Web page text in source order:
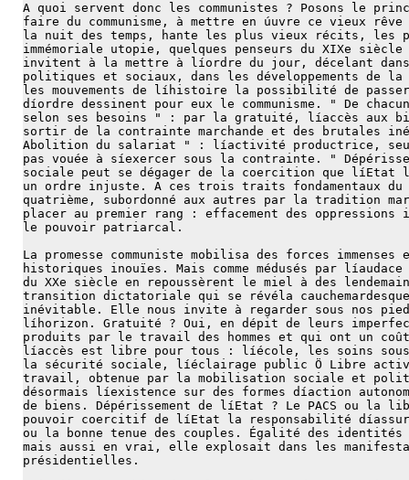
A quoi servent donc les communistes ? Posons le
faire du communisme, à mettre en úuvre ce vieux
la nuit des temps, hante les plus vieux récits, les
immémoriale utopie, quelques penseurs du XIXe
invitent à la mettre à líordre du jour, décelant
politiques et sociaux, dans les développements de
les mouvements de líhistoire la possibilité de
díordre dessinent pour eux le communisme. " De
selon ses besoins " : par la gratuité, líaccès aux
sortir de la contrainte marchande et des brutales
Abolition du salariat " : líactivité productrice,
pas vouée à síexercer sous la contrainte. "
sociale peut se dégager de la coercition que líEtat
un ordre injuste. A ces trois traits fondamentaux du
quatrième, subordonné aux autres par la tradition
placer au premier rang : effacement des oppressions
le pouvoir patriarcal.
La promesse communiste mobilisa des forces immenses
historiques inouïes. Mais comme médusés par líaudace
du XXe siècle en repoussèrent le miel à des
transition dictatoriale qui se révéla
inévitable. Elle nous invite à regarder sous nos
líhorizon. Gratuité ? Oui, en dépit de leurs
produits par le travail des hommes et qui ont un
líaccès est libre pour tous : líécole, les soins sous
la sécurité sociale, líéclairage public Ö Libre
travail, obtenue par la mobilisation sociale et
désormais líexistence sur des formes díaction
de biens. Dépérissement de líEtat ? Le PACS ou la
pouvoir coercitif de líEtat la responsabilité
ou la bonne tenue des couples. Égalité des identités
mais aussi en vrai, elle explosait dans les
présidentielles.